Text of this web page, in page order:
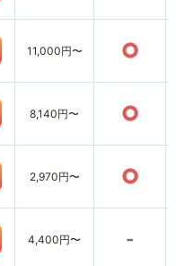
11,000円〜 ○
8,140円〜 ○
2,970円〜 ○
4,400円〜 -